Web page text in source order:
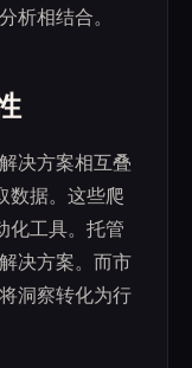
析相结合。
决方案相互叠
数据。这些爬
化工具。托管
决方案。而市
洞察转化为行